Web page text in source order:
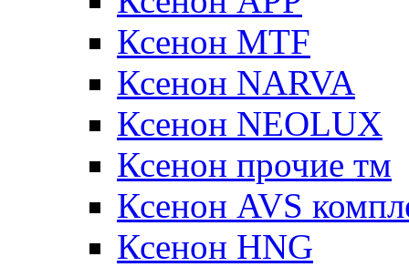
Ксенон MTF
Ксенон NARVA
Ксенон NEOLUX
Ксенон прочие тм
Ксенон AVS
Ксенон HNG